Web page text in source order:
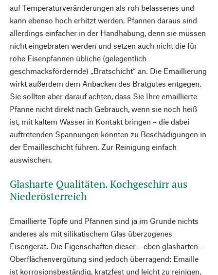
auf Temperaturveränderungen als roh belassenes und
kann ebenso hoch erhitzt werden. Pfannen daraus sind
allerdings einfacher in der Handhabung, denn sie müssen
nicht eingebraten werden und setzen auch nicht die für
rohe Eisenpfannen übliche (gelegentlich
geschmacksfördernde) „Bratschicht“ an. Die Emaillierung
wirkt außerdem dem Anbacken des Bratgutes entgegen.
Sie sollten aber darauf achten, dass Sie Ihre emaillierte
Pfanne nicht direkt nach Gebrauch, wenn sie noch heiß
ist, mit kaltem Wasser in Kontakt bringen – die dabei
auftretenden Spannungen könnten zu Beschädigungen in
der Emailleschicht führen. Zur Reinigung einfach
auswischen.
Glasharte Qualitäten. Kochgeschirr aus
Niederösterreich
Emaillierte Töpfe und Pfannen sind ja im Grunde nichts
anderes als mit silikatischem Glas überzogenes
Eisengerät. Die Eigenschaften dieser – eben glasharten –
Oberflächenvergütung sind jedoch überragend: Emaille
ist korrosionsbeständig, kratzfest und leicht zu reinigen,